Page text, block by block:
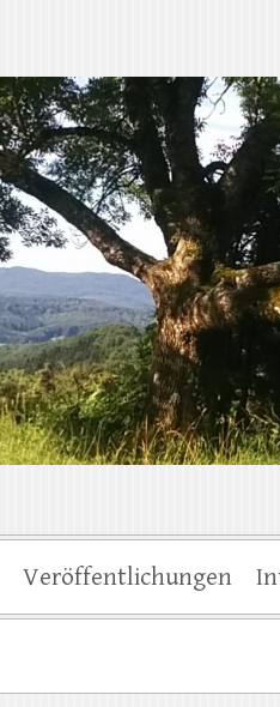
Veröffentlichungen